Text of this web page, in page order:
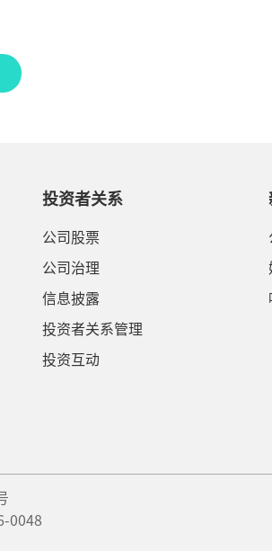
投资者关系
公司股票
公司治理
信息披露
投资者关系管理
投资互动
0048